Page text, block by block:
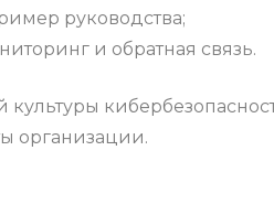
руководства;
и обратная связь.
организации.